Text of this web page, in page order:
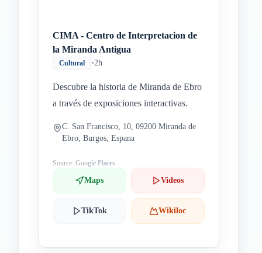
CIMA - Centro de Interpretacion de
la Miranda Antigua
Cultural •2h
Descubre la historia de Miranda de Ebro
a través de exposiciones interactivas.
C. San Francisco, 10, 09200 Miranda de
Ebro, Burgos, Espana
Source: Google Places
Maps Videos
TikTok Wikiloc